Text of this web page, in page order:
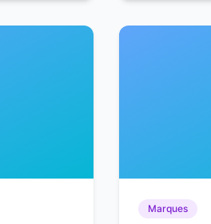
Marques